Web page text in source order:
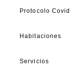
Protocolo Covid
Habitaciones
Servicios